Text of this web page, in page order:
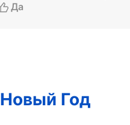
Да
Новый Год